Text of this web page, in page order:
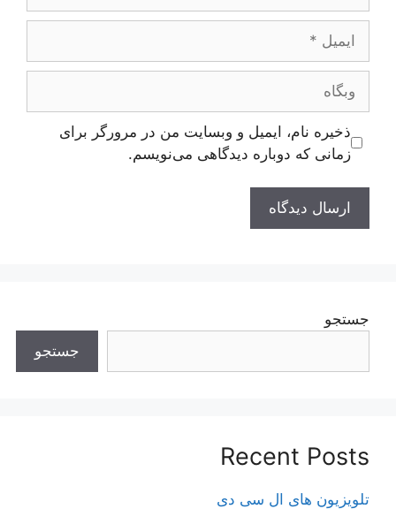
وبگاه
ذخیره نام، ایمیل و وبسایت من در مرورگر برای
زمانی که دوباره دیدگاهی می‌نویسم.
جستجو
جستجو
Recent Posts
تلویزیون های ال سی دی